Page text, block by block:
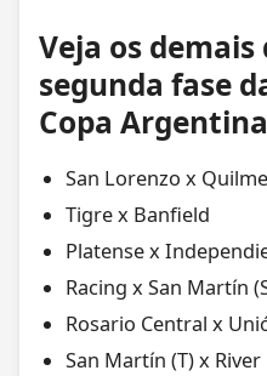
Veja os demais
segunda fase
Copa Argentina
San Lorenzo x
Tigre x Banfield
Platense x
Racing x San Martín
Rosario Central x
San Martín (T) x River